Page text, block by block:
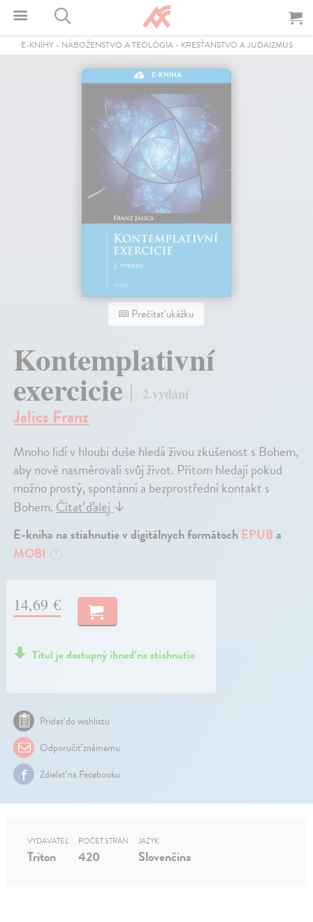
E-KNIHY- NÁBOŽENSTVO A TEOLÓGIA- KRESŤANSTVO A JUDAIZMUS
E-KNIHA
Prečítať ukážku
Kontemplativní
exercicie 2.vydání
Jalics Franz
Mnoho lidí v hloubi duše hledá živou zkušenost s Bohem,
aby nově nasměrovali svůj život. Přitom hledají pokud
možno prostý, spontánní a bezprostřední kontakt s
Bohem. Čítať ďalej ↓
E-kniha na stiahnutie v digitálnych formátochEPUBa
MOBI
?
14,69 €
Titul je dostupný ihneď na stiahnutie
Pridať do wishlistu
Odporučiť známemu
Zdielať na Facebooku
VYDAVATEĽ
Triton
POČET STRÁN
420
JAZYK
Slovenčina